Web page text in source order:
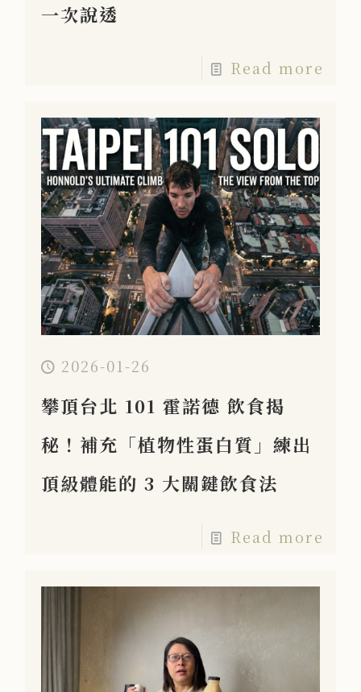
一次說透
Read more
2026-01-26
攀頂台北 101 霍諾德 飲食揭
秘！補充「植物性蛋白質」練出
頂級體能的 3 大關鍵飲食法
Read more